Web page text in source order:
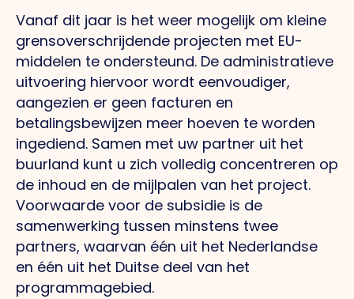
Vanaf dit jaar is het weer mogelijk om kleine
grensoverschrijdende projecten met EU-
middelen te ondersteund. De administratieve
uitvoering hiervoor wordt eenvoudiger,
aangezien er geen facturen en
betalingsbewijzen meer hoeven te worden
ingediend. Samen met uw partner uit het
buurland kunt u zich volledig concentreren op
de inhoud en de mijlpalen van het project.
Voorwaarde voor de subsidie is de
samenwerking tussen minstens twee
partners, waarvan één uit het Nederlandse
en één uit het Duitse deel van het
programmagebied.